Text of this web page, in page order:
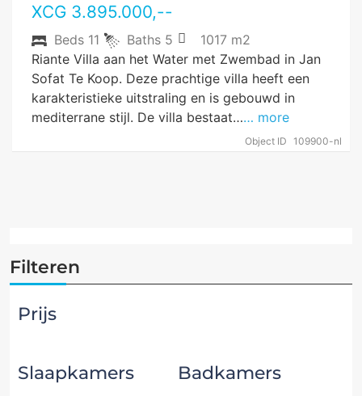
XCG 3.895.000,--
Object ID 109900-nl
Beds 11 Baths 5
1017 m2
Riante Villa aan het Water met Zwembad in Jan
Sofat Te Koop. Deze prachtige villa heeft een
karakteristieke uitstraling en is gebouwd in
mediterrane stijl. De villa bestaat…… more
Filteren
Prijs
Slaapkamers
Badkamers